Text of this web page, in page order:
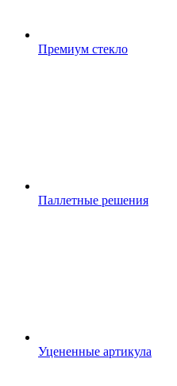
Премиум стекло
Паллетные решения
Уцененные артикула